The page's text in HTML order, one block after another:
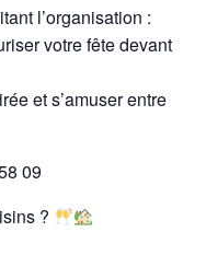
l’organisation :
votre fête devant
et s’amuser entre
09
?